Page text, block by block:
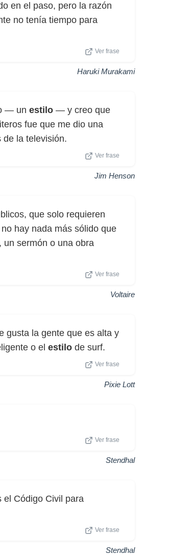
en el paso, pero la razón
no tenía tiempo para
Ver frase
Haruki Murakami
— un estilo — y creo que
fue que me dio una
de la televisión.
Ver frase
Jim Henson
que solo requieren
hay nada más sólido que
un sermón o una obra
Ver frase
Voltaire
gusta la gente que es alta y
o el estilo de surf.
Ver frase
Pixie Lott
Ver frase
Stendhal
el Código Civil para
Ver frase
Stendhal